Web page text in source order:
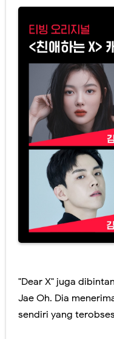
"Dear X" juga
Jae Oh. Dia
sendiri yang